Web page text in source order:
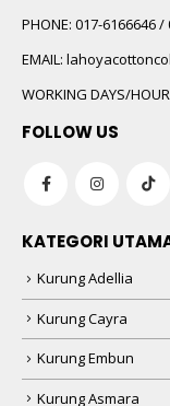
PHONE: 017-6166646 /
EMAIL:
WORKING DAYS/
FOLLOW US
KATEGORI
Kurung Adellia
Kurung Cayra
Kurung Embun
Kurung Asmara